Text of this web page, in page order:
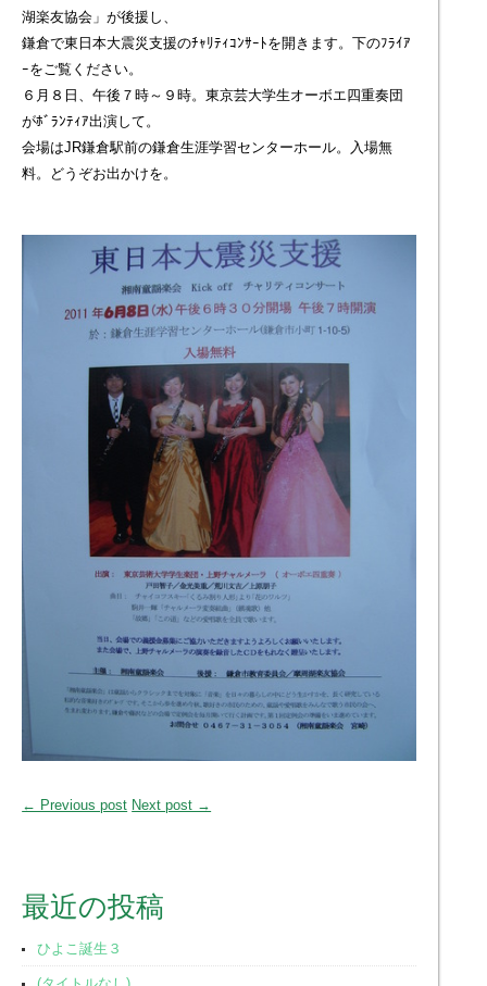
湖楽友協会」が後援し、
鎌倉で東日本大震災支援のﾁｬﾘﾃｨｺﾝｻｰﾄを開きます。下のﾌﾗｲｱ
ｰをご覧ください。
６月８日、午後７時～９時。東京芸大学生オーボエ四重奏団
がﾎﾞﾗﾝﾃｨｱ出演して。
会場はJR鎌倉駅前の鎌倉生涯学習センターホール。入場無
料。どうぞお出かけを。
← Previous post Next post →
最近の投稿
ひよこ誕生３
(タイトルなし)